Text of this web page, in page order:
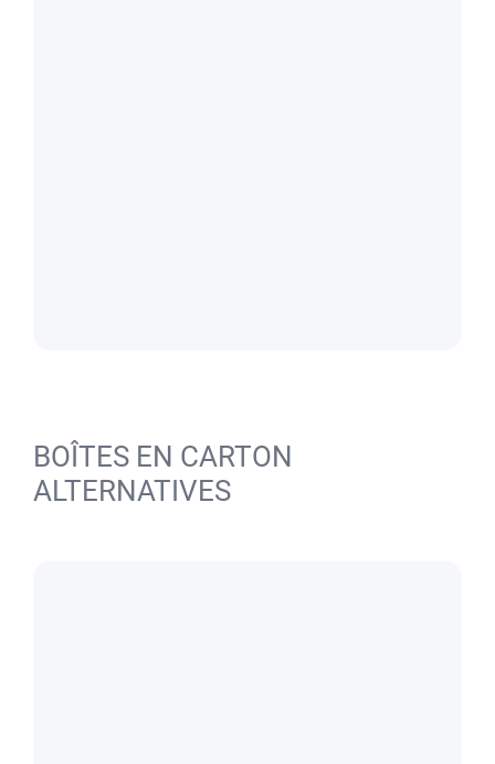
BOÎTES EN CARTON
ALTERNATIVES